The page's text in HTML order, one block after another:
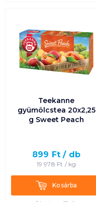
Teekanne
gyümölcstea 20x2,25
g Sweet Peach
899 Ft / db
19 978 Ft / kg
KosárbaKosárba